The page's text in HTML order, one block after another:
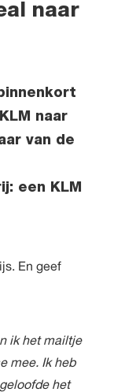
naar
naar
van de
een KLM
En geef
ik het mailtje
mee. Ik heb
het